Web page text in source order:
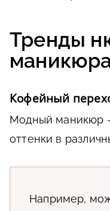
Тренды
Кофейный
Модный маникюр
оттенки в
Например,